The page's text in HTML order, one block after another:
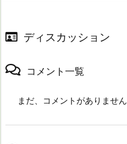
ディスカッション
コメント一覧
まだ、コメントがありません